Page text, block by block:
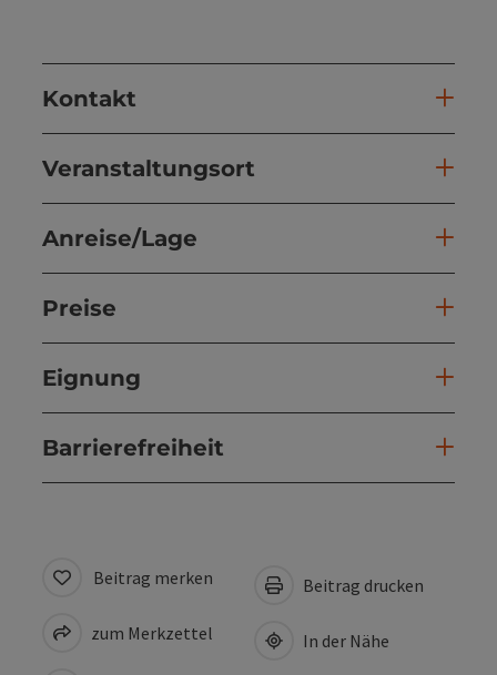
Kontakt
Veranstaltungsort
Anreise/Lage
Preise
Eignung
Barrierefreiheit
Beitrag merken
zum Merkzettel
Beitrag drucken
In der Nähe